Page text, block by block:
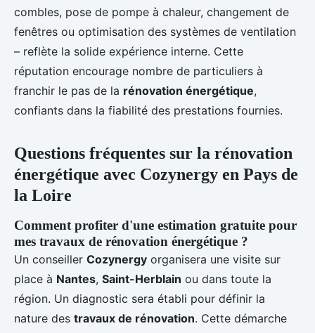
combles, pose de pompe à chaleur, changement de
fenêtres ou optimisation des systèmes de ventilation
– reflète la solide expérience interne. Cette
réputation encourage nombre de particuliers à
franchir le pas de la rénovation énergétique,
confiants dans la fiabilité des prestations fournies.
Questions fréquentes sur la rénovation
énergétique avec Cozynergy en Pays de
la Loire
Comment profiter d'une estimation gratuite pour
mes travaux de rénovation énergétique ?
Un conseiller Cozynergy organisera une visite sur
place à Nantes, Saint-Herblain ou dans toute la
région. Un diagnostic sera établi pour définir la
nature des travaux de rénovation. Cette démarche